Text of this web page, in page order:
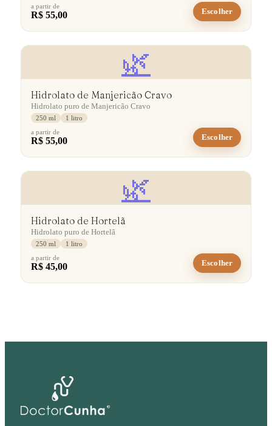
a partir de
R$ 55,00 Escolher
🌿
Hidrolato de Manjericão Cravo
Hidrolato puro de Manjericão Cravo
250 ml
1 litro
a partir de
R$ 55,00 Escolher
🌿
Hidrolato de Hortelã
Hidrolato puro de Hortelã
250 ml
1 litro
a partir de
R$ 45,00 Escolher